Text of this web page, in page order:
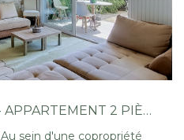
THONON LES BAINS - APPARTEMENT 2 PIÈCES - 40.86 M2